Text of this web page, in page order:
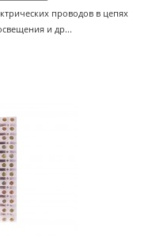
проводов в цепях
и др...